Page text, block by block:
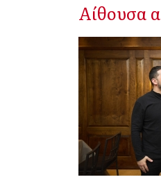
Αίθουσα